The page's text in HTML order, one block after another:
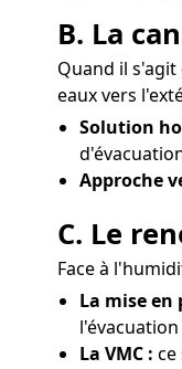
B. La
Quand il
eaux vers
Solution
Approche
C. Le
Face à
La mise
La VMC : ce